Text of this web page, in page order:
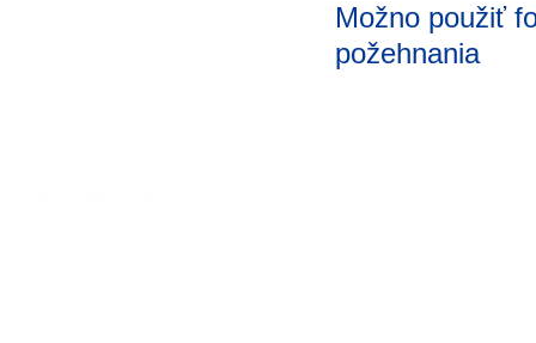
Možno použiť
požehnania